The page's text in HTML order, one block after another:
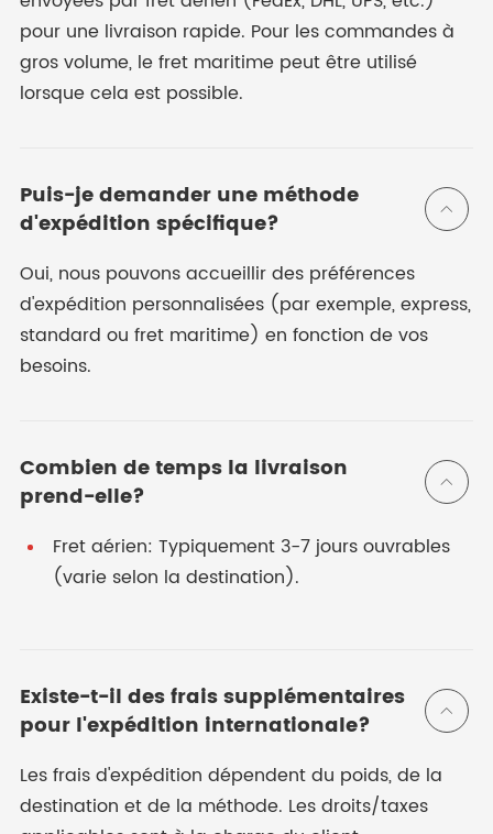
pour une livraison rapide. Pour les commandes à
gros volume, le fret maritime peut être utilisé
lorsque cela est possible.
Puis-je demander une méthode
d'expédition spécifique?

Oui, nous pouvons accueillir des préférences
d'expédition personnalisées (par exemple, express,
standard ou fret maritime) en fonction de vos
besoins.
Combien de temps la livraison
prend-elle?

Fret aérien: Typiquement 3-7 jours ouvrables
(varie selon la destination).
Existe-t-il des frais supplémentaires
pour l'expédition internationale?

Les frais d'expédition dépendent du poids, de la
destination et de la méthode. Les droits/taxes